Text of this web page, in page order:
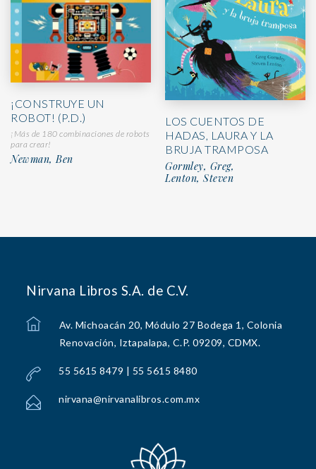
¡CONSTRUYE UN
ROBOT! (P.D.)
¡Más de 180 combinaciones de robots
para crear!
Newman, Ben
LOS CUENTOS DE
HADAS, LAURA Y LA
BRUJA TRAMPOSA
Gormley, Greg,
Lenton, Steven
Nirvana Libros S.A. de C.V.
Av. Michoacán 20, Módulo 27 Bodega 1, Colonia
Renovación, Iztapalapa, C.P. 09209, CDMX.
55 5615 8479 | 55 5615 8480
nirvana@nirvanalibros.com.mx